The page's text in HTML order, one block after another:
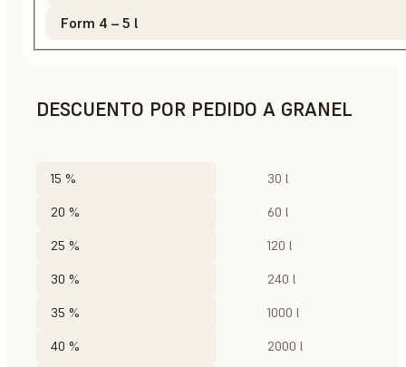
Form 4 – 5 l
DESCUENTO POR PEDIDO A GRANEL
15 % 30 l
20 % 60 l
25 % 120 l
30 % 240 l
35 % 1000 l
40 % 2000 l